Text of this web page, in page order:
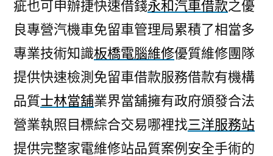
疵也可申辦捷快速借錢永和汽車借款之優
良專營汽機車免留車管理局累積了相當多
專業技術知識板橋電腦維修優質維修團隊
提供快速檢測免留車借款服務借款有機構
品質士林當舖業界當舖擁有政府頒發合法
營業執照目標綜合交易哪裡找三洋服務站
提供完整家電維修站品質案例安全手術的